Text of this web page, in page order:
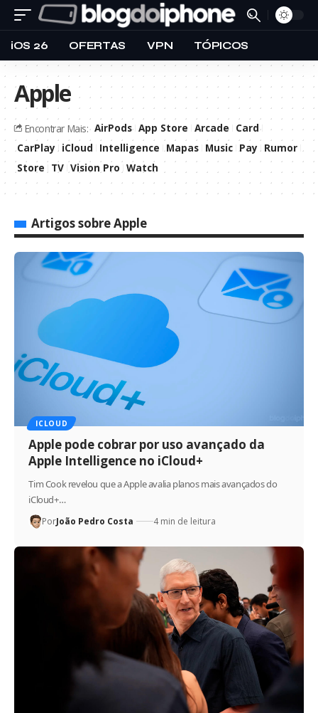
iOS 26 OFERTAS VPN TÓPICOS
Apple
Encontrar Mais: AirPods App Store Arcade Card
CarPlay iCloud Intelligence Mapas Music Pay Rumor
Store TV Vision Pro Watch
Artigos sobre Apple
ICLOUD
Apple pode cobrar por uso avançado da
Apple Intelligence no iCloud+
Tim Cook revelou que a Apple avalia planos mais avançados do
iCloud+…
PorJoão Pedro Costa 4 min de leitura